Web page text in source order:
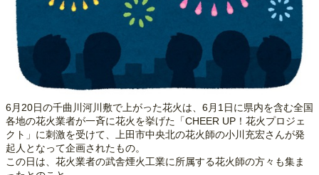
6月20日の千曲川河川敷で上がった花火は、6月1日に県内を含む全国
各地の花火業者が一斉に花火を挙げた「CHEER UP！花火プロジェ
クト」に刺激を受けて、上田市中央北の花火師の小川充宏さんが発
起人となって企画されたもの。
この日は、花火業者の武舎煙火工業に所属する花火師の方々も集ま